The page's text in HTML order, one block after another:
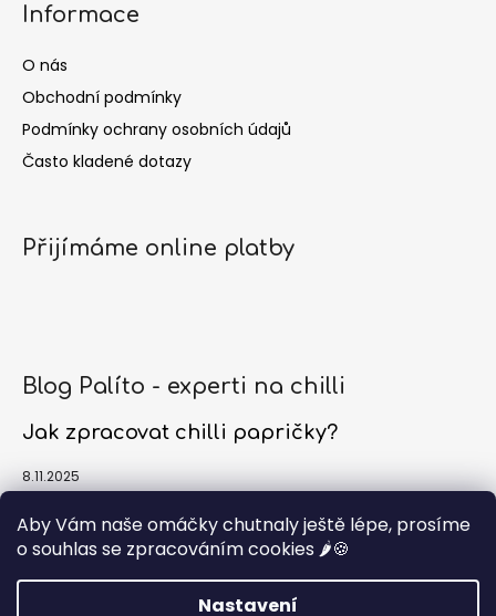
Aby Vám naše omáčky chutnaly ještě lépe, prosíme
o souhlas se zpracováním cookies 🌶️🍪
Nastavení
Informace
O nás
Obchodní podmínky
Podmínky ochrany osobních údajů
Často kladené dotazy
Přijímáme online platby
Blog Palíto - experti na chilli
Jak zpracovat chilli papričky?
8.11.2025
1.10.2025